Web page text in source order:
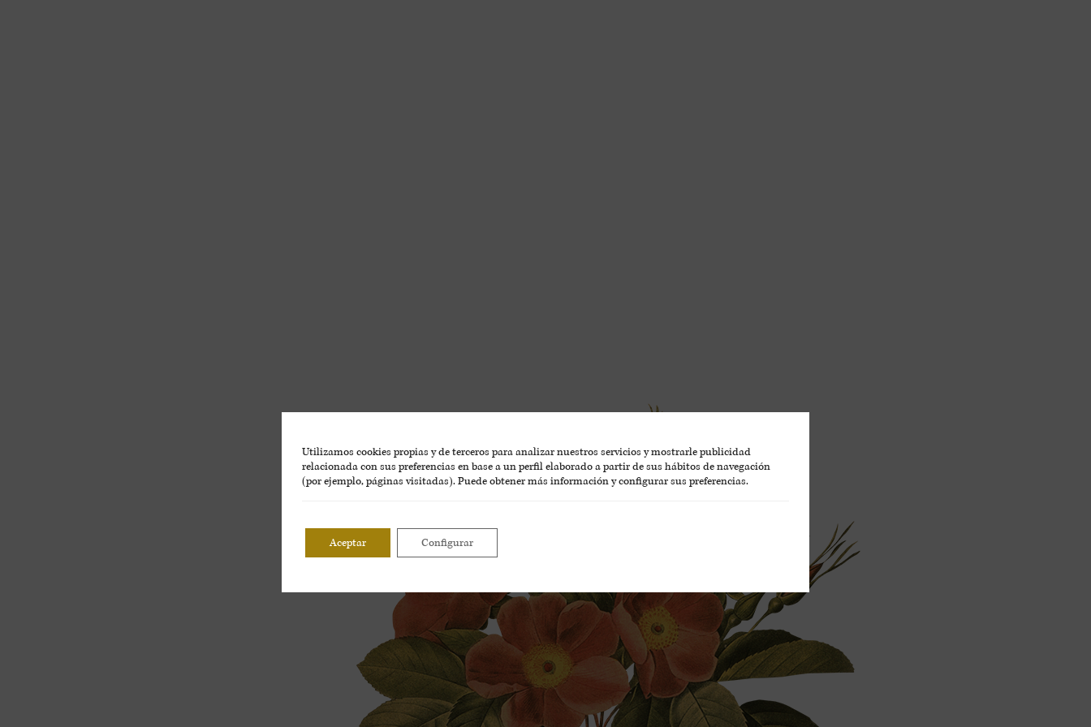
Utilizamos cookies propias y de terceros para analizar nuestros servicios y mostrarle publicidad
relacionada con sus preferencias en base a un perfil elaborado a partir de sus hábitos de navegación
(por ejemplo, páginas visitadas). Puede obtener más información y configurar sus preferencias.
Aceptar Configurar